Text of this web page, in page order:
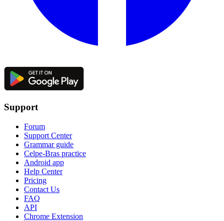
Support
Forum
Support Center
Grammar guide
Celpe-Bras practice
Android app
Help Center
Pricing
Contact Us
FAQ
API
Chrome Extension